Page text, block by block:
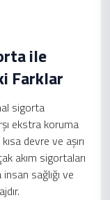
ile
Farklar
sigorta
ekstra koruma
devre ve aşırı
akım sigortaları
sağlığı ve